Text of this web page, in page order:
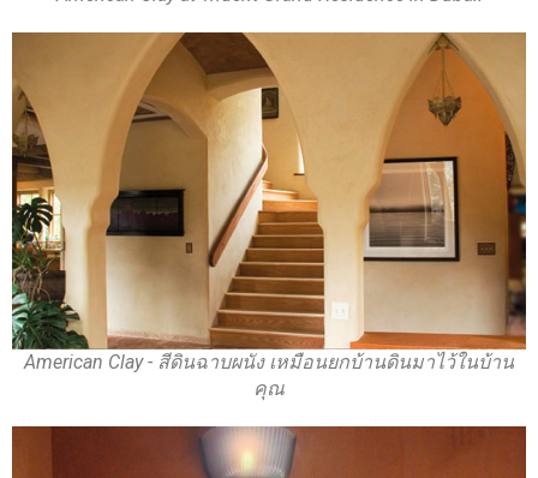
American Clay - สีดินฉาบผนัง เหมือนยกบ้านดินมาไว้ในบ้าน
คุณ